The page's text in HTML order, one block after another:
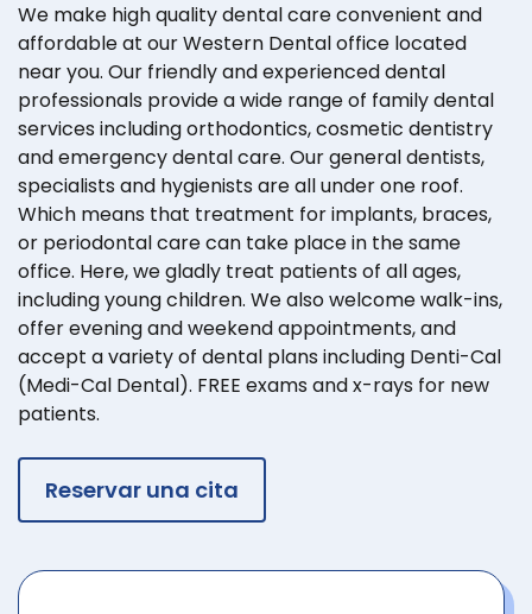
We make high quality dental care convenient and
affordable at our Western Dental office located
near you. Our friendly and experienced dental
professionals provide a wide range of family dental
services including orthodontics, cosmetic dentistry
and emergency dental care. Our general dentists,
specialists and hygienists are all under one roof.
Which means that treatment for implants, braces,
or periodontal care can take place in the same
office. Here, we gladly treat patients of all ages,
including young children. We also welcome walk-ins,
offer evening and weekend appointments, and
accept a variety of dental plans including Denti-Cal
(Medi-Cal Dental). FREE exams and x-rays for new
patients.
Reservar una cita